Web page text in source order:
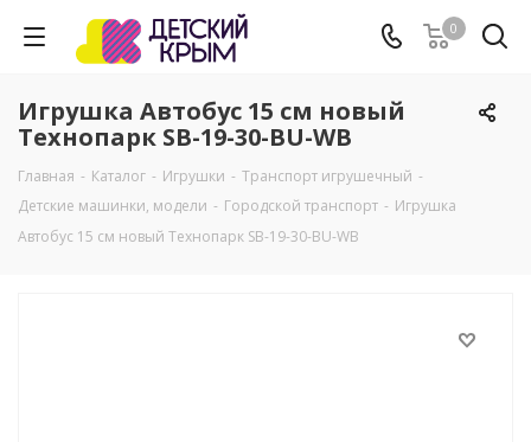
0
Игрушка Автобус 15 см новый
Технопарк SB-19-30-BU-WB
Главная - Каталог - Игрушки - Транспорт игрушечный -
Детские машинки, модели - Городской транспорт - Игрушка
Автобус 15 см новый Технопарк SB-19-30-BU-WB